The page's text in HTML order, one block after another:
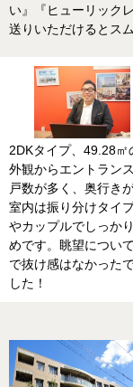
い』『ヒューリック
送りいただけるとス
2DKタイプ、49.28㎡
外観からエントラン
戸数が多く、奥行き
室内は振り分けタイ
やカップルでしっか
めです。眺望につい
で抜け感はなかった
した！